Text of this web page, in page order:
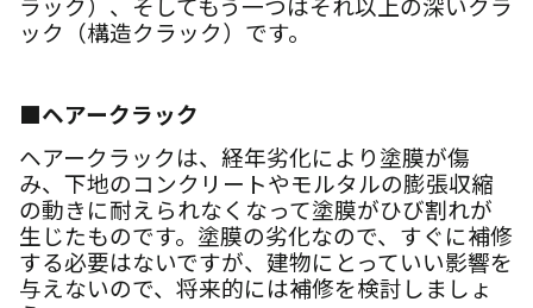
ック（構造クラック）です。
■ヘアークラック
ヘアークラックは、経年劣化により塗膜が傷
み、下地のコンクリートやモルタルの膨張収縮
の動きに耐えられなくなって塗膜がひび割れが
生じたものです。塗膜の劣化なので、すぐに補修
する必要はないですが、建物にとっていい影響を
与えないので、将来的には補修を検討しましょ